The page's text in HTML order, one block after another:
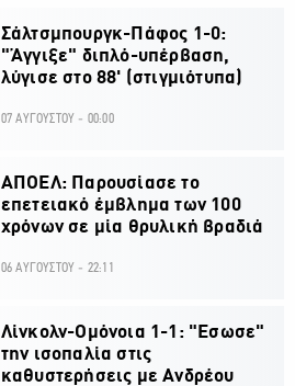
Σάλτσμπουργκ-Πάφος 1-0:
"Άγγιξε" διπλό-υπέρβαση,
λύγισε στο 88' (στιγμιότυπα)
07 ΑΥΓΟΥΣΤΟΥ - 00:00
ΑΠΟΕΛ: Παρουσίασε το
επετειακό έμβλημα των 100
χρόνων σε μία θρυλική βραδιά
06 ΑΥΓΟΥΣΤΟΥ - 22:11
Λίνκολν-Ομόνοια 1-1: "Εσωσε"
την ισοπαλία στις
καθυστερήσεις με Ανδρέου